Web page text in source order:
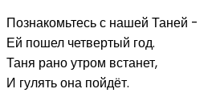
Познакомьтесь с нашей Таней -
Ей пошел четвертый год.
Таня рано утром встанет,
И гулять она пойдёт.